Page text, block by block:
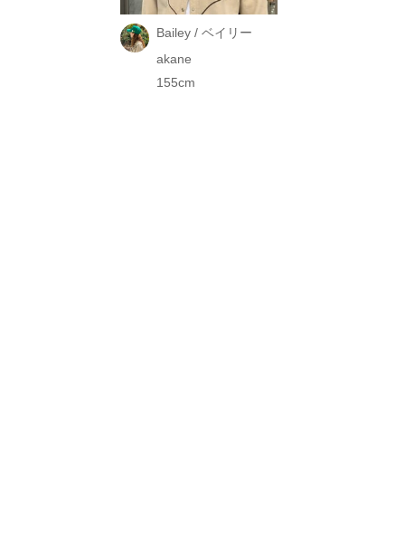
Bailey / ベイリー
akane
155cm